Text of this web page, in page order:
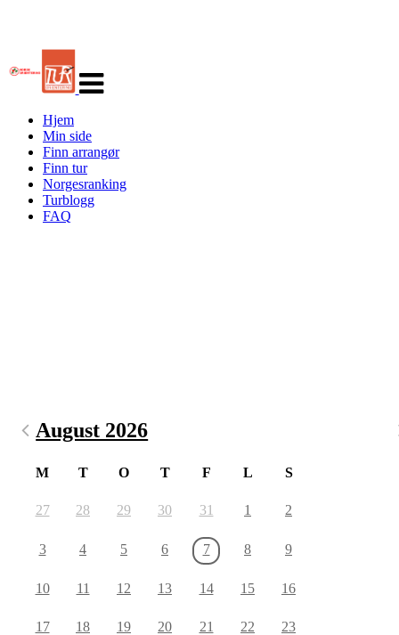
navigasjon
Hjem
Min side
Finn arrangør
Finn tur
Norgesranking
Turblogg
FAQ
August 2026
M T O T F L S
27 28 29 30 31 1 2
3 4 5 6 7 8 9
10 11 12 13 14 15 16
17 18 19 20 21 22 23